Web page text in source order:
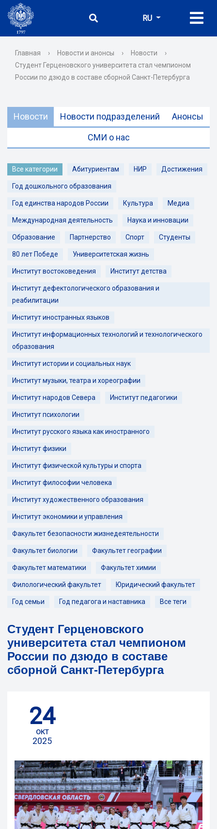
RU
Главная › Новости и анонсы › Новости
›
Студент Герценовского университета стал чемпионом
России по дзюдо в составе сборной Санкт-Петербурга
Новости Новости подразделений Анонсы
СМИ о нас
Все категории Абитуриентам НИР Достижения
Год дошкольного образования
Год единства народов России Культура Медиа
Международная деятельность Наука и инновации
Образование Партнерство Спорт Студенты
80 лет Победе Университетская жизнь
Институт востоковедения Институт детства
Институт дефектологического образования и
реабилитации
Институт иностранных языков
Институт информационных технологий и технологического
образования
Институт истории и социальных наук
Институт музыки, театра и хореографии
Институт народов Севера Институт педагогики
Институт психологии
Институт русского языка как иностранного
Институт физики
Институт физической культуры и спорта
Институт философии человека
Институт художественного образования
Институт экономики и управления
Факультет безопасности жизнедеятельности
Факультет биологии Факультет географии
Факультет математики Факультет химии
Филологический факультет Юридический факультет
Год семьи Год педагога и наставника Все теги
Студент Герценовского
университета стал чемпионом
России по дзюдо в составе
сборной Санкт-Петербурга
24
окт
2025